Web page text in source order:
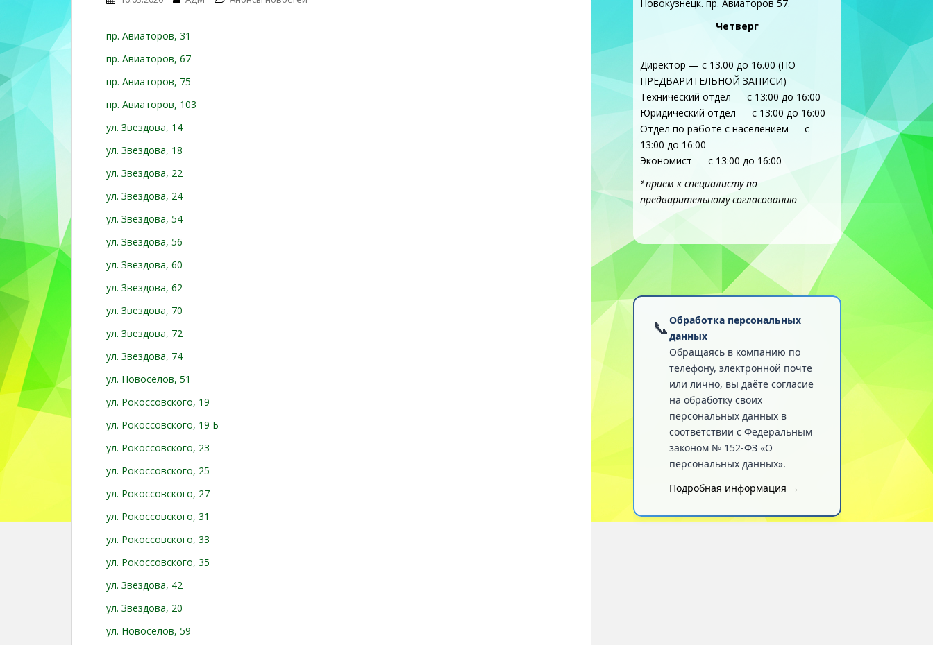
n
пр. Авиаторов, 31
пр. Авиаторов, 67
пр. Авиаторов, 75
пр. Авиаторов, 103
ул. Звездова, 14
ул. Звездова, 18
ул. Звездова, 22
ул. Звездова, 24
ул. Звездова, 54
ул. Звездова, 56
ул. Звездова, 60
ул. Звездова, 62
ул. Звездова, 70
ул. Звездова, 72
ул. Звездова, 74
ул. Новоселов, 51
ул. Рокоссовского, 19
ул. Рокоссовского, 19 Б
ул. Рокоссовского, 23
ул. Рокоссовского, 25
ул. Рокоссовского, 27
ул. Рокоссовского, 31
ул. Рокоссовского, 33
ул. Рокоссовского, 35
ул. Звездова, 42
ул. Звездова, 20
ул. Новоселов, 59
Новокузнецк. пр. Авиаторов 57.
Четверг
Директор — с 13.00 до 16.00 (ПО
ПРЕДВАРИТЕЛЬНОЙ ЗАПИСИ)
Технический отдел — с 13:00 до 16:00
Юридический отдел — с 13:00 до 16:00
Отдел по работе с населением — с
13:00 до 16:00
Экономист — с 13:00 до 16:00
*прием к специалисту по
предварительному согласованию
📞Обработка персональных
данных
Обращаясь в компанию по
телефону, электронной почте
или лично, вы даёте согласие
на обработку своих
персональных данных в
соответствии с Федеральным
законом № 152-ФЗ «О
персональных данных».
Подробная информация →